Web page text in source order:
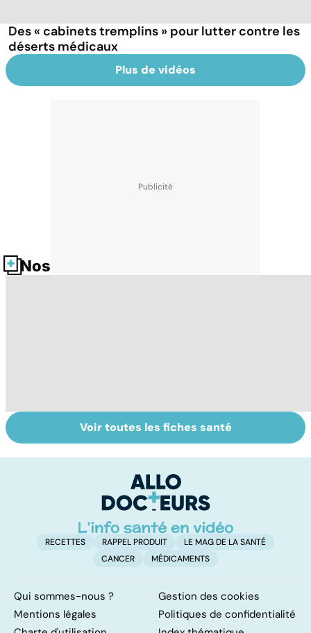
Des « cabinets tremplins » pour lutter contre les
déserts médicaux
Plus de vidéos
Nos fiches santé
Médecins
étrangers : des
Tout savoir sur
les infections
Voir toutes les fiches santé
RECETTES RAPPEL PRODUIT
LE MAG DE LA SANTÉ
CANCER
MÉDICAMENTS
Qui sommes-nous ?
Gestion des cookies
Mentions légales
Politiques de confidentialité